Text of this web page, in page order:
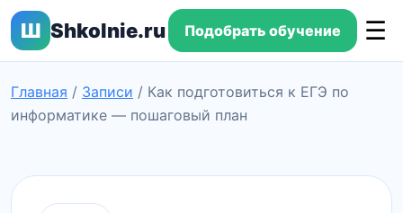
Ш Shkolnie.ru Подобрать обучение ☰
Главная / Записи / Как подготовиться к ЕГЭ по
информатике — пошаговый план